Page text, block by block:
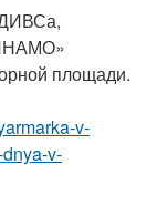
площади.
v-
v-